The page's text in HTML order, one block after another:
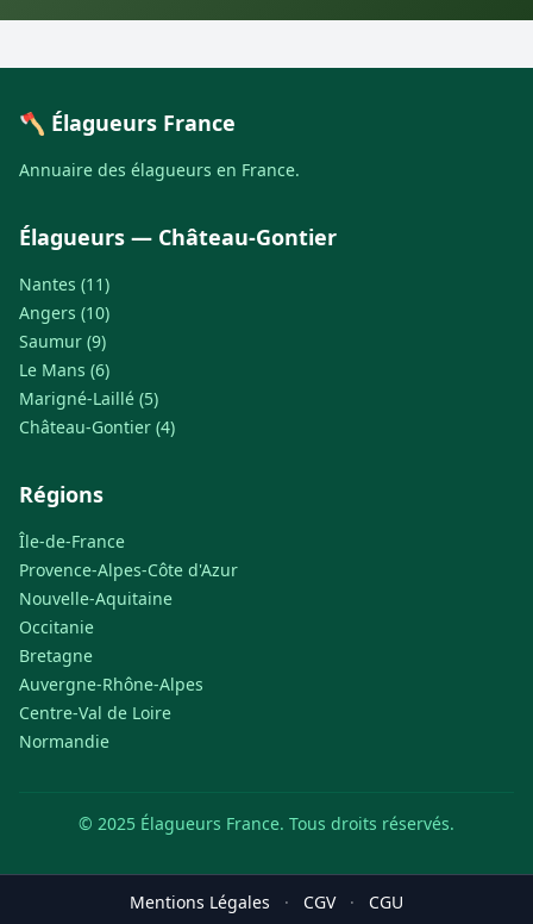
🪓 Élagueurs France
Annuaire des élagueurs en France.
Élagueurs — Château-Gontier
Nantes (11)
Angers (10)
Saumur (9)
Le Mans (6)
Marigné-Laillé (5)
Château-Gontier (4)
Régions
Île-de-France
Provence-Alpes-Côte d'Azur
Nouvelle-Aquitaine
Occitanie
Bretagne
Auvergne-Rhône-Alpes
Centre-Val de Loire
Normandie
© 2025 Élagueurs France. Tous droits réservés.
Mentions Légales · CGV · CGU